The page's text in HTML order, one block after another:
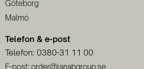
Göteborg
Malmö
Telefon & e-post
Telefon: 0380-31 11 00
E-post: order@lanabgroup.se